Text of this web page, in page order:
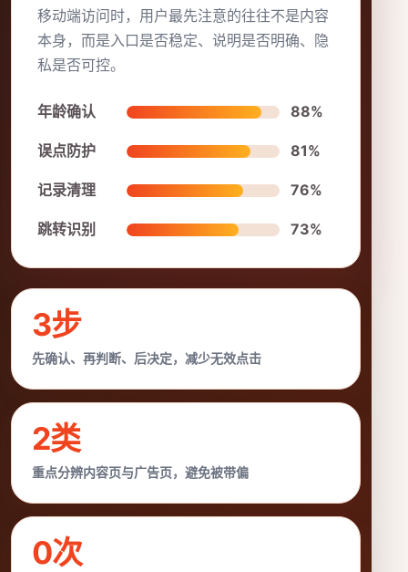
移动端访问时，用户最先注意的往往不是内容
本身，而是入口是否稳定、说明是否明确、隐
私是否可控。
年龄确认 88%
误点防护 81%
记录清理 76%
跳转识别 73%
3步
先确认、再判断、后决定，减少无效点击
2类
重点分辨内容页与广告页，避免被带偏
0次